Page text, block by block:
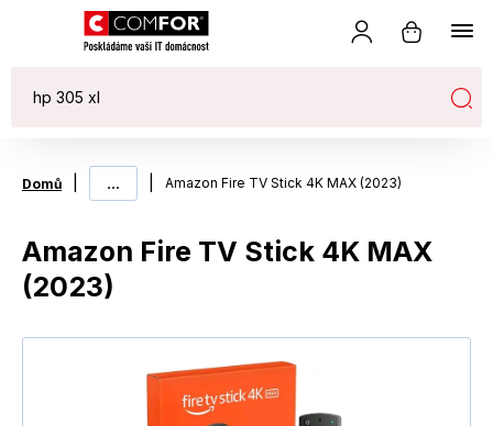
Domů ... Amazon Fire TV Stick 4K MAX (2023)
Amazon Fire TV Stick 4K MAX
(2023)